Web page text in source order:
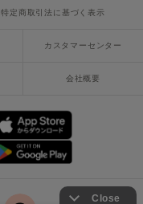
特定商取引法に基づく表示
カスタマーセンター
会社概要